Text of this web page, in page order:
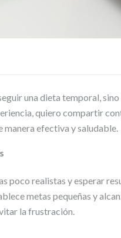
una dieta temporal,
quiero compartir
efectiva y saludable.
poco realistas y esperar
metas pequeñas y
la frustración.